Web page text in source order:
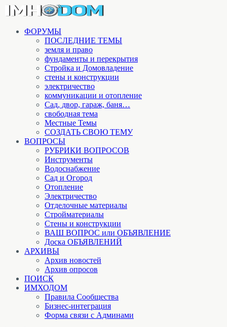
ФОРУМЫ
ПОСЛЕДНИЕ ТЕМЫ
земля и право
фундаменты и перекрытия
Стройка и Домовладение
стены и конструкции
электричество
коммуникации и отопление
Cад, двор, гараж, баня…
свободная тема
Местные Темы
СОЗДАТЬ СВОЮ ТЕМУ
ВОПРОСЫ
РУБРИКИ ВОПРОСОВ
Инструменты
Водоснабжение
Сад и Огород
Отопление
Электричество
Отделочные материалы
Стройматериалы
Стены и конструкции
ВАШ ВОПРОС или ОБЪЯВЛЕНИЕ
Доска ОБЪЯВЛЕНИЙ
АРХИВЫ
Архив новостей
Архив опросов
ПОИСК
ИМХОДОМ
Правила Сообщества
Бизнес-интеграция
Форма связи с Админами